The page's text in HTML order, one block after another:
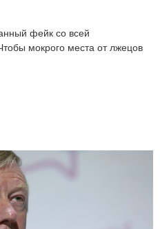
фейк со всей
мокрого места от лжецов